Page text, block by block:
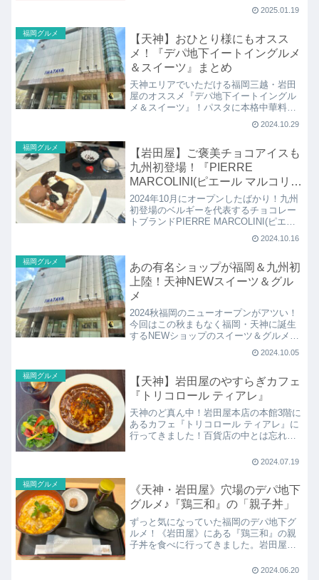
フトのチョコレートはもちろん、ショコ
2025.01.19
福岡グルメ
【天神】おひとり様にもオスス
メ！『デパ地下イートイングルメ
＆スイーツ』まとめ
天神エリアでいただける福岡三越・岩田
屋のオススメ『デパ地下イートイングル
メ＆スイーツ』！パスタに本格中華料
理、親子丼やチョコレートショップな
ど。駅近で訪れやすい距離にあり、1人で
店グルメを紹介します。
2024.10.29
福岡グルメ
【岩田屋】ご褒美チョコアイスも
九州初登場！『PIERRE
MARCOLINI(ピエール マルコリー
ニ)』
2024年10月にオープンしたばかり！九州
初登場のベルギーを代表するチョコレー
トブランドPIERRE MARCOLINI(ピエー
ル マルコリーニ)へ！全国で2店舗のみの
マシンでつくる「タービネ ミニュット」
を堪能できるカフェも併設です。
2024.10.16
福岡グルメ
あの有名ショップが福岡＆九州初
上陸！天神NEWスイーツ＆グル
メ
2024秋福岡のニューオープンがアツい！
今回はこの秋まもなく福岡・天神に誕生
するNEWショップのスイーツ＆グルメ。
岩田屋の「ピエールエルメ」や「ピエー
ルマルコリーニ」、そして天神地下街の
どまとめて紹介します。
2024.10.05
福岡グルメ
【天神】岩田屋のやすらぎカフェ
『トリコロール ティアレ』
天神のど真ん中！岩田屋本店の本館3階に
あるカフェ『トリコロール ティアレ』に
行ってきました！百貨店の中とは忘れる
るカフェ。ワッフルも有名ですが、オム
2024.07.19
福岡グルメ
《天神・岩田屋》穴場のデパ地下
グルメ♪『鶏三和』の「親子丼」
ずっと気になっていた福岡のデパ地下グ
ルメ！《岩田屋》にある『鶏三和』の親
子丼を食べに行ってきました。岩田屋、
百貨店のデパ地下にはすっかりお馴染み
2024.06.20